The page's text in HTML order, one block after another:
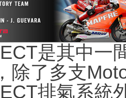
是其中一
除了多支
排氣系統